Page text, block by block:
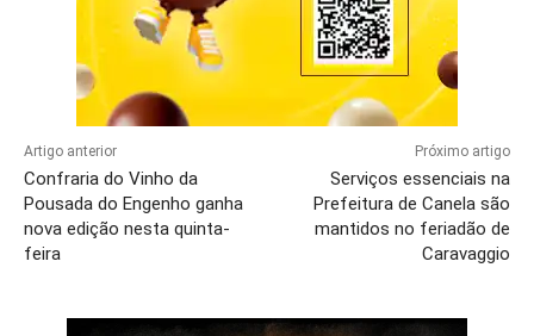
Artigo anterior
Confraria do Vinho da
Pousada do Engenho ganha
nova edição nesta quinta-
feira
Próximo artigo
Serviços essenciais na
Prefeitura de Canela são
mantidos no feriadão de
Caravaggio